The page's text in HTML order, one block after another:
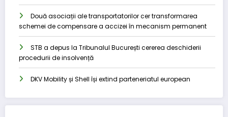
Două asociații ale transportatorilor cer transformarea
schemei de compensare a accizei în mecanism permanent
STB a depus la Tribunalul București cererea deschiderii
procedurii de insolvență
DKV Mobility și Shell își extind parteneriatul european